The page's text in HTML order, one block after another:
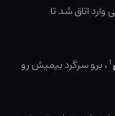
اتاق شد تا
1، برو سرگرد بیمیش رو